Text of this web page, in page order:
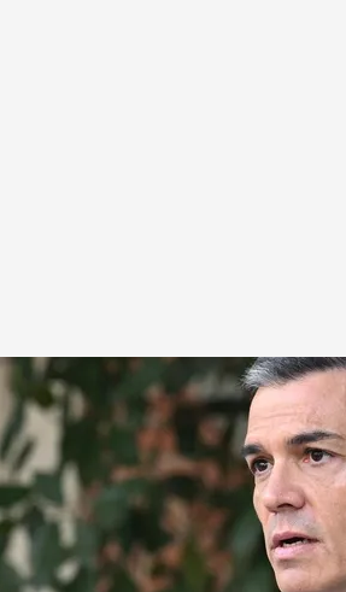
de genocidio y de